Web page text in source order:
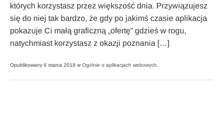
których korzystasz przez większość dnia. Przywiązujesz
się do niej tak bardzo, że gdy po jakimś czasie aplikacja
pokazuje Ci małą graficzną „ofertę” gdzieś w rogu,
natychmiast korzystasz z okazji poznania […]
Opublikowany 6 marca 2018 w Ogólnie o aplikacjach webowych